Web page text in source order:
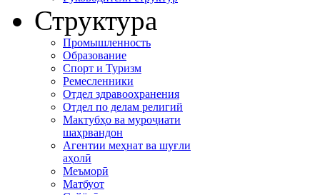
Структура
Промышленность
Образование
Спорт и Туризм
Ремесленники
Отдел здравоохранения
Отдел по делам религий
Мактубҳо ва муроҷиати
шаҳрвандон
Агентии меҳнат ва шуғли
аҳолӣ
Меъморӣ
Матбуот